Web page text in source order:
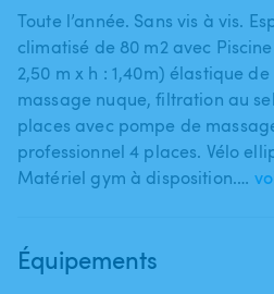
Toute l’année. Sans vis à vis.
climatisé de 80 m2 avec
2​,​50 m x h : 1​,​40m) élastique
massage nuque​,​ filtration au
places avec pompe de
professionnel 4 places. Vélo
Matériel gym à disposition.…
Équipements